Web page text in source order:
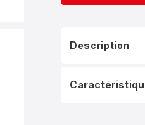
Description